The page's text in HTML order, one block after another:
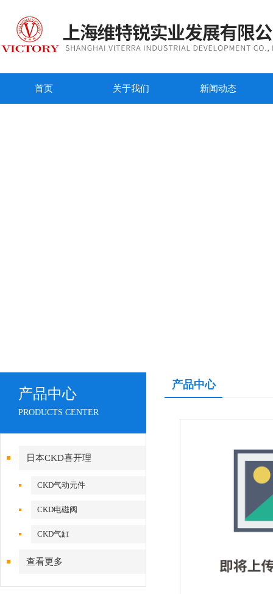
首页 关于我们 新闻动态
产品中心
PRODUCTS CENTER
日本CKD喜开理
CKD气动元件
CKD电磁阀
CKD气缸
查看更多
产品中心